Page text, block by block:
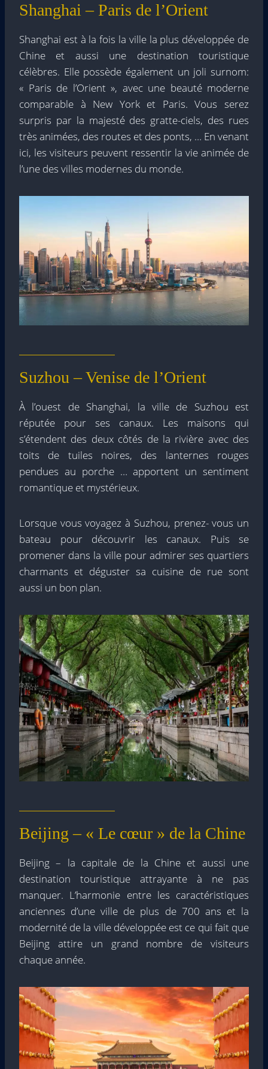
Shanghai – Paris de l’Orient
Shanghai est à la fois la ville la plus développée de
Chine et aussi une destination touristique
célèbres. Elle possède également un joli surnom:
« Paris de l’Orient », avec une beauté moderne
comparable à New York et Paris. Vous serez
surpris par la majesté des gratte-ciels, des rues
très animées, des routes et des ponts, … En venant
ici, les visiteurs peuvent ressentir la vie animée de
l’une des villes modernes du monde.
Suzhou – Venise de l’Orient
À l’ouest de Shanghai, la ville de Suzhou est
réputée pour ses canaux. Les maisons qui
s’étendent des deux côtés de la rivière avec des
toits de tuiles noires, des lanternes rouges
pendues au porche … apportent un sentiment
romantique et mystérieux.
Lorsque vous voyagez à Suzhou, prenez- vous un
bateau pour découvrir les canaux. Puis se
promener dans la ville pour admirer ses quartiers
charmants et déguster sa cuisine de rue sont
aussi un bon plan.
Beijing – « Le cœur » de la Chine
Beijing – la capitale de la Chine et aussi une
destination touristique attrayante à ne pas
manquer. L’harmonie entre les caractéristiques
anciennes d’une ville de plus de 700 ans et la
modernité de la ville développée est ce qui fait que
Beijing attire un grand nombre de visiteurs
chaque année.